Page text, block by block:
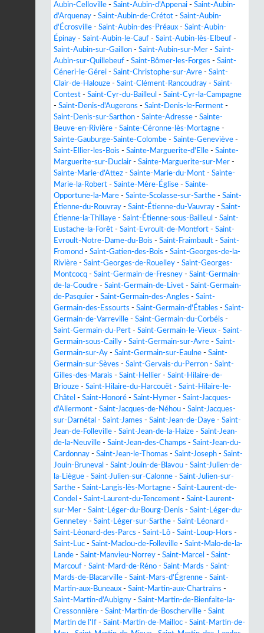
Aubin-Celloville - Saint-Aubin-d'Appenai - Saint-Aubin-
d'Arquenay - Saint-Aubin-de-Crétot - Saint-Aubin-
d'Écrosville - Saint-Aubin-des-Préaux - Saint-Aubin-
Épinay - Saint-Aubin-le-Cauf - Saint-Aubin-lès-Elbeuf -
Saint-Aubin-sur-Gaillon - Saint-Aubin-sur-Mer - Saint-
Aubin-sur-Quillebeuf - Saint-Bômer-les-Forges - Saint-
Céneri-le-Gérei - Saint-Christophe-sur-Avre - Saint-
Clair-de-Halouze - Saint-Clément-Rancoudray - Saint-
Contest - Saint-Cyr-du-Bailleul - Saint-Cyr-la-Campagne
- Saint-Denis-d'Augerons - Saint-Denis-le-Ferment -
Saint-Denis-sur-Sarthon - Sainte-Adresse - Sainte-
Beuve-en-Rivière - Sainte-Céronne-lès-Mortagne -
Sainte-Gauburge-Sainte-Colombe - Sainte-Geneviève -
Saint-Ellier-les-Bois - Sainte-Marguerite-d'Elle - Sainte-
Marguerite-sur-Duclair - Sainte-Marguerite-sur-Mer -
Sainte-Marie-d'Attez - Sainte-Marie-du-Mont - Sainte-
Marie-la-Robert - Sainte-Mère-Église - Sainte-
Opportune-la-Mare - Sainte-Scolasse-sur-Sarthe - Saint-
Étienne-du-Rouvray - Saint-Étienne-du-Vauvray - Saint-
Étienne-la-Thillaye - Saint-Étienne-sous-Bailleul - Saint-
Eustache-la-Forêt - Saint-Evroult-de-Montfort - Saint-
Evroult-Notre-Dame-du-Bois - Saint-Fraimbault - Saint-
Fromond - Saint-Gatien-des-Bois - Saint-Georges-de-la-
Rivière - Saint-Georges-de-Rouelley - Saint-Georges-
Montcocq - Saint-Germain-de-Fresney - Saint-Germain-
de-la-Coudre - Saint-Germain-de-Livet - Saint-Germain-
de-Pasquier - Saint-Germain-des-Angles - Saint-
Germain-des-Essourts - Saint-Germain-d'Étables - Saint-
Germain-de-Varreville - Saint-Germain-du-Corbéis -
Saint-Germain-du-Pert - Saint-Germain-le-Vieux - Saint-
Germain-sous-Cailly - Saint-Germain-sur-Avre - Saint-
Germain-sur-Ay - Saint-Germain-sur-Eaulne - Saint-
Germain-sur-Sèves - Saint-Gervais-du-Perron - Saint-
Gilles-des-Marais - Saint-Hellier - Saint-Hilaire-de-
Briouze - Saint-Hilaire-du-Harcouët - Saint-Hilaire-le-
Châtel - Saint-Honoré - Saint-Hymer - Saint-Jacques-
d'Aliermont - Saint-Jacques-de-Néhou - Saint-Jacques-
sur-Darnétal - Saint-James - Saint-Jean-de-Daye - Saint-
Jean-de-Folleville - Saint-Jean-de-la-Haize - Saint-Jean-
de-la-Neuville - Saint-Jean-des-Champs - Saint-Jean-du-
Cardonnay - Saint-Jean-le-Thomas - Saint-Joseph - Saint-
Jouin-Bruneval - Saint-Jouin-de-Blavou - Saint-Julien-de-
la-Liègue - Saint-Julien-sur-Calonne - Saint-Julien-sur-
Sarthe - Saint-Langis-lès-Mortagne - Saint-Laurent-de-
Condel - Saint-Laurent-du-Tencement - Saint-Laurent-
sur-Mer - Saint-Léger-du-Bourg-Denis - Saint-Léger-du-
Gennetey - Saint-Léger-sur-Sarthe - Saint-Léonard -
Saint-Léonard-des-Parcs - Saint-Lô - Saint-Loup-Hors -
Saint-Luc - Saint-Maclou-de-Folleville - Saint-Malo-de-la-
Lande - Saint-Manvieu-Norrey - Saint-Marcel - Saint-
Marcouf - Saint-Mard-de-Réno - Saint-Mards - Saint-
Mards-de-Blacarville - Saint-Mars-d'Égrenne - Saint-
Martin-aux-Buneaux - Saint-Martin-aux-Chartrains -
Saint-Martin-d'Aubigny - Saint-Martin-de-Bienfaite-la-
Cressonnière - Saint-Martin-de-Boscherville - Saint
Martin de l'If - Saint-Martin-de-Mailloc - Saint-Martin-de-